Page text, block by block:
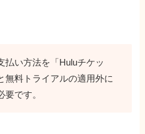
払い方法を「Huluチケッ
無料トライアルの適用外に
です。